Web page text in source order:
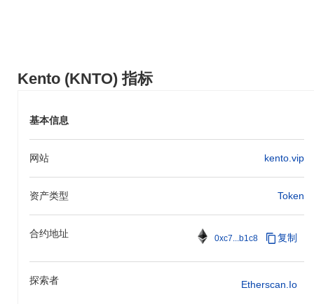
Kento (KNTO) 指标
基本信息
网站 kento.vip
资产类型 Token
合约地址 0xc7...b1c8 复制
探索者 Etherscan.io
无缝交易。此外，它还作为质押和参与治理的实用代币，使持有者
能够影响项目决策。Kento还集成到DeFi应用和NFT中，增强了其
Kento仍然活跃或相关吗？
Kento（KNT0）目前仍然活跃，在多个交易所仍然观察到交易活
动。开发工作正在进行中，项目保持着活跃的社区参与。总体而
Kento是为谁设计的？
Kento（KNT）是为区块链游戏生态系统中的游戏玩家和开发者设
计的。其目标受众包括希望将区块链技术集成到其项目中的游戏开
发者和寻求去中心化平台以增强游戏体验的玩家。Kento旨在建立
一个充满活力的社区，促进游戏领域的创新和参与。
Kento是如何保障安全的？